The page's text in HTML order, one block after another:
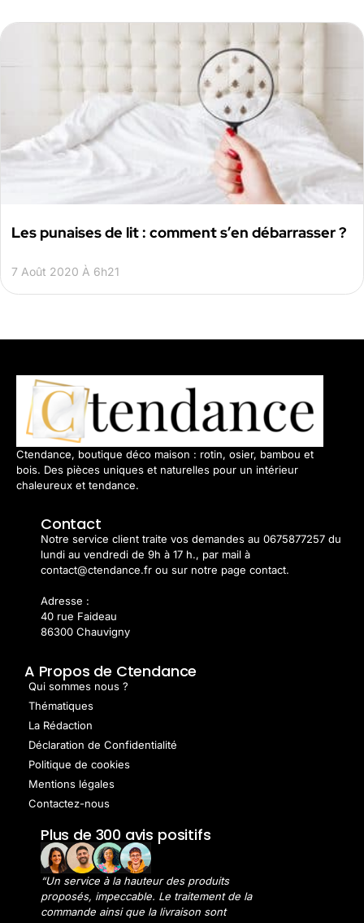
Les punaises de lit : comment s’en débarrasser ?
7 Août 2020 À 6h21
Ctendance, boutique déco maison : rotin, osier, bambou et
bois. Des pièces uniques et naturelles pour un intérieur
chaleureux et tendance.
Contact
Notre service client traite vos demandes au 0675877257 du
lundi au vendredi de 9h à 17 h., par mail à
contact@ctendance.fr ou sur notre page contact.
Adresse :
40 rue Faideau
86300 Chauvigny
A Propos de Ctendance
Qui sommes nous ?
Thématiques
La Rédaction
Déclaration de Confidentialité
Politique de cookies
Mentions légales
Contactez-nous
Plus de 300 avis positifs
“Un service à la hauteur des produits
proposés, impeccable. Le traitement de la
commande ainsi que la livraison sont